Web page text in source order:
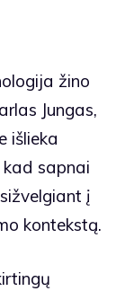
žino
Jungas,
išlieka
kad sapnai
į
kontekstą.